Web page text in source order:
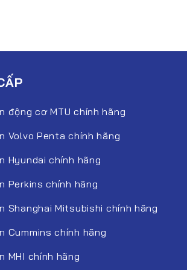
động cơ MTU chính hãng
Volvo Penta chính hãng
Hyundai chính hãng
Perkins chính hãng
Shanghai Mitsubishi chính hãng
Cummins chính hãng
MHI chính hãng